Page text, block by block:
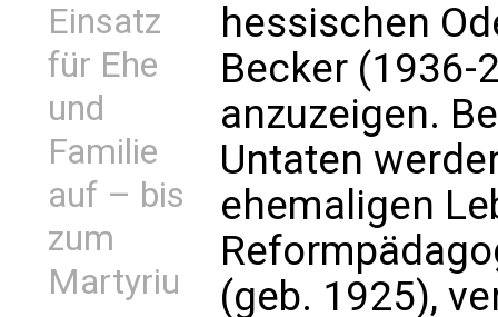
Einsatz
für Ehe
und
Familie
auf – bis
zum
Martyriu
hessischen
Becker (1936-
anzuzeigen.
Untaten
ehemaligen
(geb. 1925),